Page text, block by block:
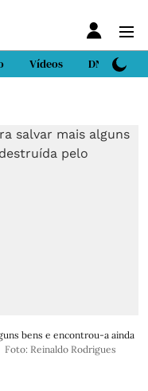
Vídeos DN Sport
bens e encontrou-a ainda
Foto: Reinaldo Rodrigues